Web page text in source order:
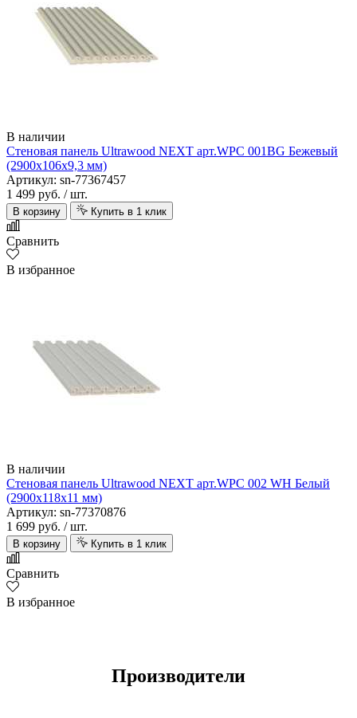
В наличии
Стеновая панель Ultrawood NEXT арт.WPC 001BG Бежевый
(2900х106х9,3 мм)
Артикул: sn-77367457
1 499 руб. / шт.
В корзину Купить в 1 клик
Сравнить
В избранное
В наличии
Стеновая панель Ultrawood NEXT арт.WPC 002 WH Белый
(2900х118х11 мм)
Артикул: sn-77370876
1 699 руб. / шт.
В корзину Купить в 1 клик
Сравнить
В избранное
Производители